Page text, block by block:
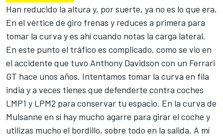
Han reducido la altura y, por suerte, ya no es lo que era.
En el vértice de giro frenas y reduces a primera para
tomar la curva y es ahí cuando notas la carga lateral.
En este punto el tráfico es complicado, como se vio en
el accidente que tuvo Anthony Davidson con un Ferrari
GT hace unos años. Intentamos tomar la curva en fila
india y a veces tienes que defenderte contra coches
LMP1 y LPM2 para conservar tu espacio. En la curva de
Mulsanne en sí hay mucho agarre para girar el coche y
utilizas mucho el bordillo, sobre todo en la salida. A mí